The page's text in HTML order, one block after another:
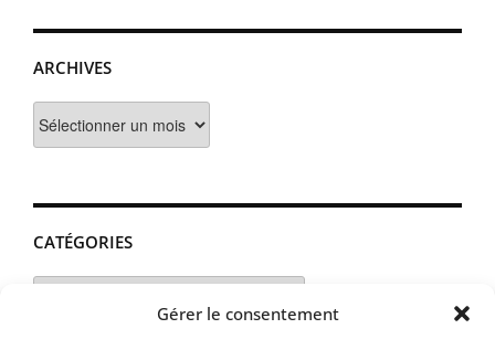
Gérer le consentement
ARCHIVES
CATÉGORIES
Catégories